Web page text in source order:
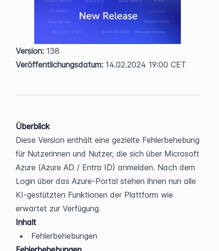
Version: 138
Veröffentlichungsdatum: 14.02.2024 19:00 CET
Überblick
Diese Version enthält eine gezielte Fehlerbehebung
für Nutzerinnen und Nutzer, die sich über Microsoft
Azure (Azure AD / Entra ID) anmelden. Nach dem
Login über das Azure-Portal stehen ihnen nun alle
KI-gestützten Funktionen der Plattform wie
erwartet zur Verfügung.
Inhalt
Fehlerbehebungen